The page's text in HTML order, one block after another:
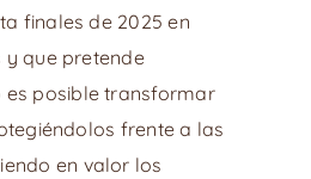
finales de 2025 en
y que pretende
posible transformar
frente a las
en valor los